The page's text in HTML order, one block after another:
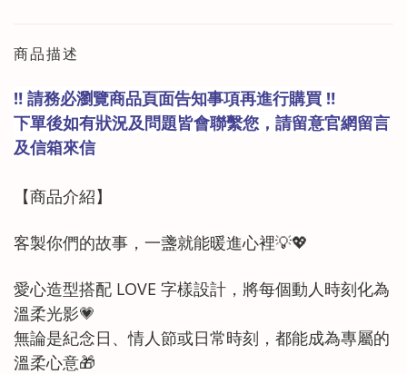
商品描述
‼️ 請務必瀏覽商品頁面告知事項再進行購買 ‼️
下單後如有狀況及問題皆會聯繫您，請留意官網留言
及信箱來信
【商品介紹】
客製你們的故事，一盞就能暖進心裡💡💖
愛心造型搭配 LOVE 字樣設計，將每個動人時刻化為
溫柔光影💗
無論是紀念日、情人節或日常時刻，都能成為專屬的
溫柔心意🎁